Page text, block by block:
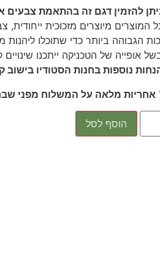
להזמין דגם זה בהתאמת צבעים
המוצרים מיוצרים מזכוכית ייחודית,
הגבוהה ביותר כדי שתוכלו
אופייה של הטכניקה ייתכנו
נוספות בחנות הסטודיו בישוב
אחריות מלאה על המשלוח מפני
הוסף לסל